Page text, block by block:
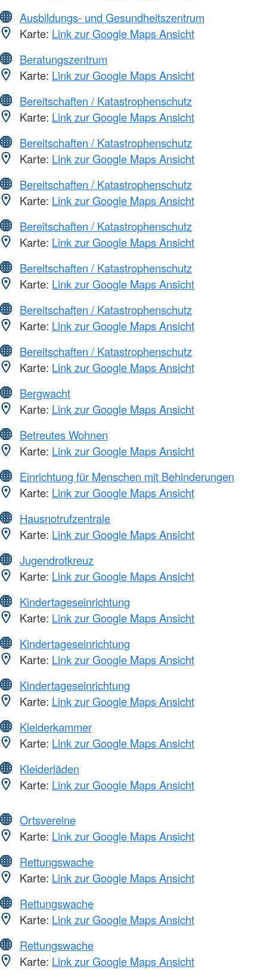
Ausbildungs- und Gesundheitszentrum
Karte: Link zur Google Maps Ansicht
Beratungszentrum
Karte: Link zur Google Maps Ansicht
Bereitschaften / Katastrophenschutz
Karte: Link zur Google Maps Ansicht
Bereitschaften / Katastrophenschutz
Karte: Link zur Google Maps Ansicht
Bereitschaften / Katastrophenschutz
Karte: Link zur Google Maps Ansicht
Bereitschaften / Katastrophenschutz
Karte: Link zur Google Maps Ansicht
Bereitschaften / Katastrophenschutz
Karte: Link zur Google Maps Ansicht
Bereitschaften / Katastrophenschutz
Karte: Link zur Google Maps Ansicht
Bereitschaften / Katastrophenschutz
Karte: Link zur Google Maps Ansicht
Bergwacht
Karte: Link zur Google Maps Ansicht
Betreutes Wohnen
Karte: Link zur Google Maps Ansicht
Einrichtung für Menschen mit Behinderungen
Karte: Link zur Google Maps Ansicht
Hausnotrufzentrale
Karte: Link zur Google Maps Ansicht
Jugendrotkreuz
Karte: Link zur Google Maps Ansicht
Kindertageseinrichtung
Karte: Link zur Google Maps Ansicht
Kindertageseinrichtung
Karte: Link zur Google Maps Ansicht
Kindertageseinrichtung
Karte: Link zur Google Maps Ansicht
Kleiderkammer
Karte: Link zur Google Maps Ansicht
Kleiderläden
Karte: Link zur Google Maps Ansicht
Ortsvereine
Karte: Link zur Google Maps Ansicht
Rettungswache
Karte: Link zur Google Maps Ansicht
Rettungswache
Karte: Link zur Google Maps Ansicht
Rettungswache
Karte: Link zur Google Maps Ansicht